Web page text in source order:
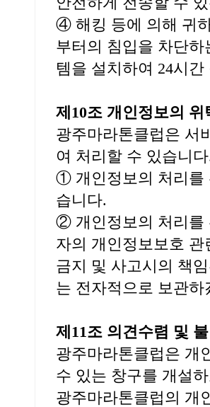
④ 해킹 등에 의해 귀
부터의 침입을 차단
템을 설치하여 24시
제10조 개인정보의 위
광주마라톤클럽은 서
여 처리할 수 있습니
① 개인정보의 처리를
습니다.
② 개인정보의 처리를
자의 개인정보보호
금지 및 사고시의 책
는 전자적으로 보관하
제11조 의견수렴 및
광주마라톤클럽은 개
수 있는 창구를 개설
광주마라톤클럽의 개